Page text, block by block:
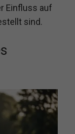
Einfluss auf
sind.